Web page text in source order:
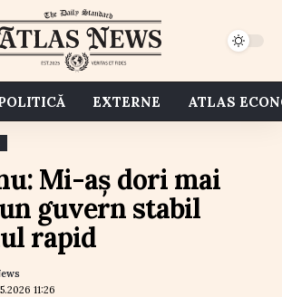
EXTERNE ATLAS
Mi-aș dori mai
guvern stabil
rapid
11:26